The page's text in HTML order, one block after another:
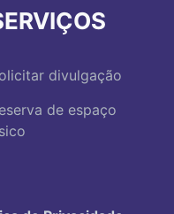
divulgação
de espaço